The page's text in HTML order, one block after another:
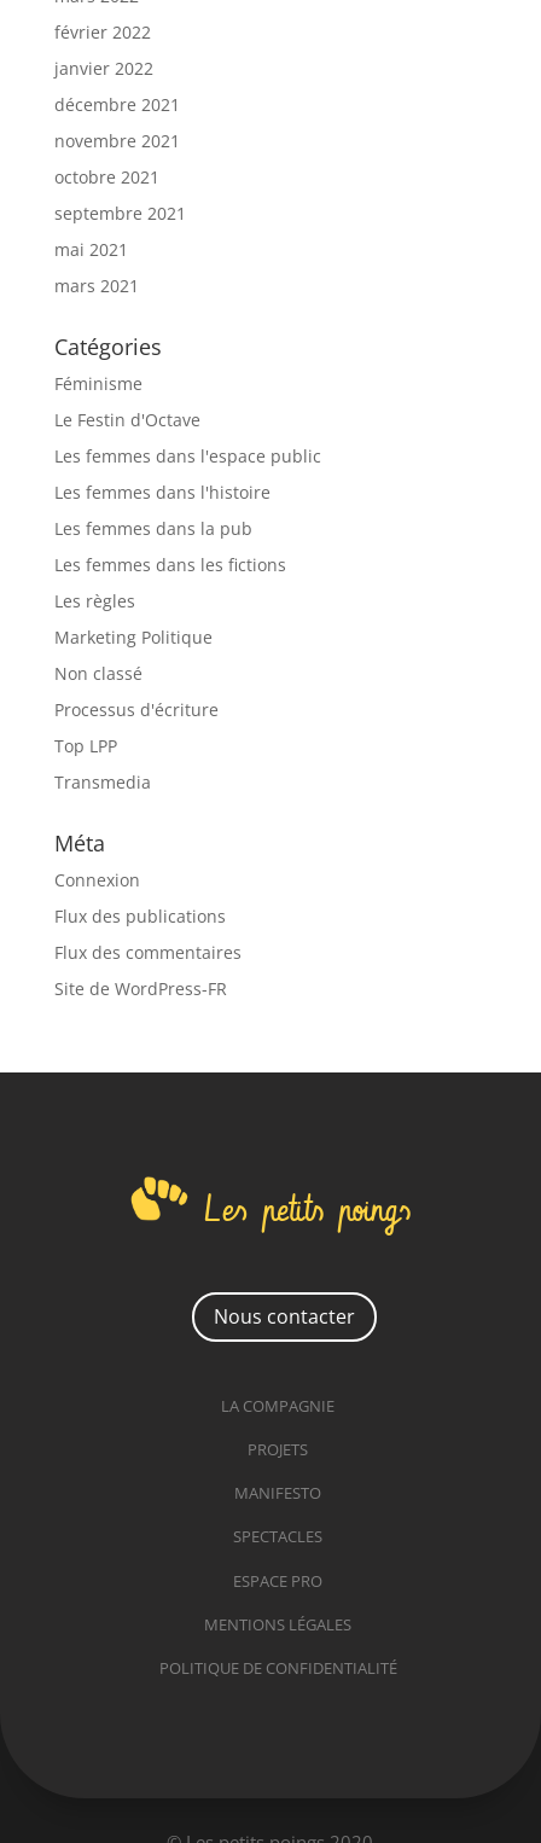
février 2022
janvier 2022
décembre 2021
novembre 2021
octobre 2021
septembre 2021
mai 2021
mars 2021
Catégories
Féminisme
Le Festin d'Octave
Les femmes dans l'espace public
Les femmes dans l'histoire
Les femmes dans la pub
Les femmes dans les fictions
Les règles
Marketing Politique
Non classé
Processus d'écriture
Top LPP
Transmedia
Méta
Connexion
Flux des publications
Flux des commentaires
Site de WordPress-FR
Les petits poings
Nous contacter
LA COMPAGNIE
PROJETS
MANIFESTO
SPECTACLES
ESPACE PRO
MENTIONS LÉGALES
POLITIQUE DE CONFIDENTIALITÉ